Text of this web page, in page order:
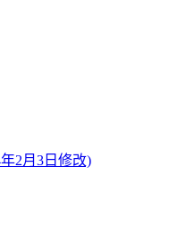
2月3日修改)